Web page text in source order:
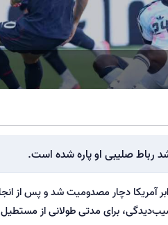
رباط صلیبی او پاره شده است.
برابر آمریکا دچار مصدومیت شد و پس
برای مدتی طولانی از